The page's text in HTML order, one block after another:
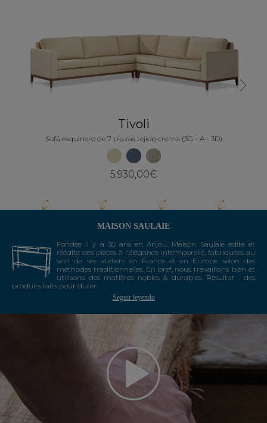
Tivoli
Sofá esquinero de 7 plazas tejido crema (3G - A - 3D)
5.930,00€
Next
MAISON SAULAIE
Fondée il y a 30 ans en Anjou, Maison Saulaie édite et
réédite des pièces à l'élégance intemporelle, fabriquées au
sein de ses ateliers en France et en Europe selon des
méthodes traditionnelles. En bref, nous travaillons bien et
utilisons des matières nobles & durables. Résultat : des
produits faits pour durer.
Seguir leyendo